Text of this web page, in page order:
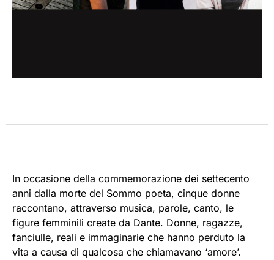
In occasione della commemorazione dei settecento
anni dalla morte del Sommo poeta, cinque donne
raccontano, attraverso musica, parole, canto, le
figure femminili create da Dante. Donne, ragazze,
fanciulle, reali e immaginarie che hanno perduto la
vita a causa di qualcosa che chiamavano ‘amore’.